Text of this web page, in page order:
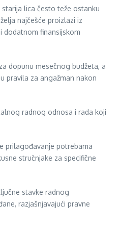
lica često teže ostanku
najčešće proizlazi iz
dodatnom finansijskom
dopunu mesečnog budžeta, a
pravila za angažman nakon
radnog odnosa i rada koji
prilagođavanje potrebama
stručnjake za specifične
stavke radnog
razjašnjavajući pravne